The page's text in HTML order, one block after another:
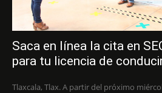
Saca en línea la cita en
para tu licencia de
Tlaxcala, Tlax. A partir del próximo